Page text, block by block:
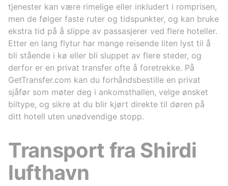
tjenester kan være rimelige eller inkludert i romprisen,
men de følger faste ruter og tidspunkter, og kan bruke
ekstra tid på å slippe av passasjerer ved flere hoteller.
Etter en lang flytur har mange reisende liten lyst til å
bli stående i kø eller bli sluppet av flere steder, og
derfor er en privat transfer ofte å foretrekke. På
GetTransfer.com kan du forhåndsbestille en privat
sjåfør som møter deg i ankomsthallen, velge ønsket
biltype, og sikre at du blir kjørt direkte til døren på
ditt hotell uten unødvendige stopp.
Transport fra Shirdi
lufthavn